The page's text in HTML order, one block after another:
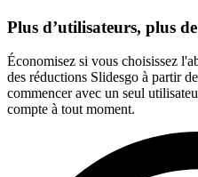
Plus d’utilisateurs, plus
Économisez si vous choisissez
des réductions Slidesgo à partir
commencer avec un seul
compte à tout moment.